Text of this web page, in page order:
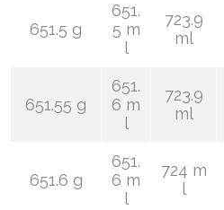
651.5 g
651.
5 m
l
723.9
ml
651.55 g
651.
6 m
l
723.9
ml
651.6 g
651.
6 m
l
724 m
l